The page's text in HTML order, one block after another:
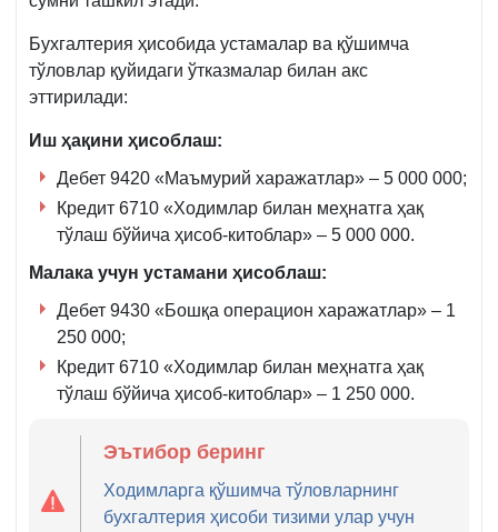
Бухгалтерия ҳисобида устамалар ва қўшимча
тўловлар қуйидаги ўтказмалар билан акс
эттирилади:
Иш ҳақини ҳисоблаш:
Дебет 9420 «Маъмурий харажатлар» – 5 000 000;
Кредит 6710 «Ходимлар билан меҳнатга ҳақ
тўлаш бўйича ҳисоб-китоблар» – 5 000 000.
Малака учун устамани ҳисоблаш:
Дебет 9430 «Бошқа операцион харажатлар» – 1
250 000;
Кредит 6710 «Ходимлар билан меҳнатга ҳақ
тўлаш бўйича ҳисоб-китоблар» – 1 250 000.
Эътибор беринг
Ходимларга қўшимча тўловларнинг
бухгалтерия ҳисоби тизими улар учун